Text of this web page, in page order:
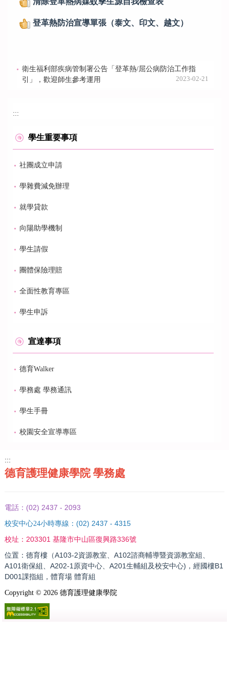
登革熱防治宣導單張（泰文、印文、越文）
衛生福利部疾病管制署公告「登革熱/屈公病防治工作指
引」，歡迎師生參考運用
2023-02-21
:::
學生重要事項
社團成立申請
學雜費減免辦理
就學貸款
向陽助學機制
學生請假
團體保險理賠
全面性教育專區
學生申訴
宣達事項
德育Walker
學務處 學務通訊
學生手冊
校園安全宣導專區
:::
德育護理健康學院 學務處
電話： (02) 2437 - 2093
校安中心24小時專線： (02) 2437 - 4315
校址： 203301 基隆市中山區復興路336號
位置：德育樓（A103-2資源教室、A102諮商輔導暨資源教室組、
A101衛保組、A202-1原資中心、A201生輔組及校安中心)，經國樓B1
D001課指組，體育場 體育組
Copyright © 2026德育護理健康學院